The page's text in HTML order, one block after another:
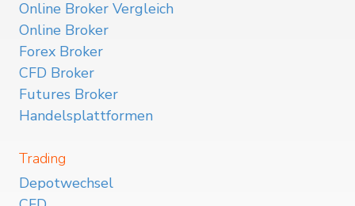
Online Broker Vergleich
Online Broker
Forex Broker
CFD Broker
Futures Broker
Handelsplattformen
Trading
Depotwechsel